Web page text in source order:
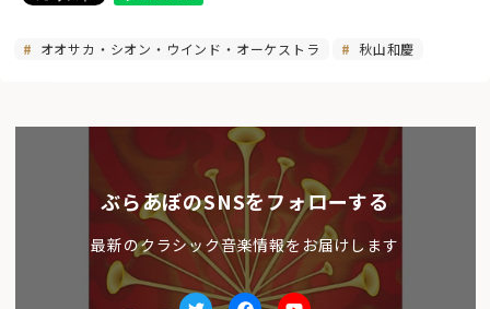
オオサカ・シオン・ウインド・オーケストラ 秋山和慶
ぶらあぼのSNSをフォローする
最新のクラシック音楽情報をお届けします